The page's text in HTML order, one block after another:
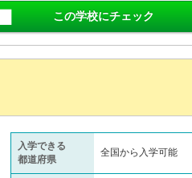
この学校にチェック
入学できる
都道府県
全国から入学可能